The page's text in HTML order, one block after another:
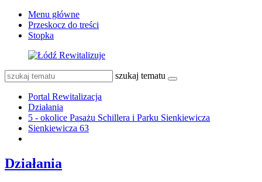
Menu główne
Przeskocz do treści
Stopka
szukaj tematu
Portal Rewitalizacja
Działania
5 - okolice Pasażu Schillera i Parku Sienkiewicza
Sienkiewicza 63
Działania